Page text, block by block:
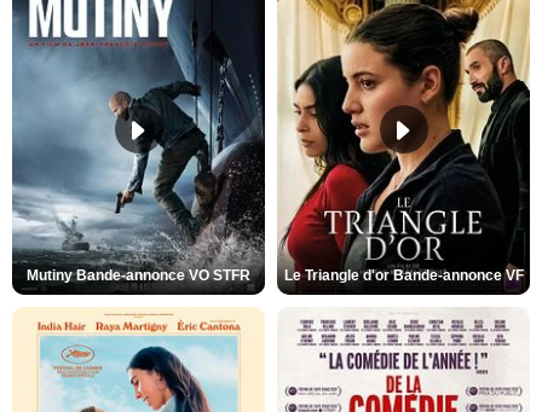
Mutiny Bande-annonce VO STFR Le Triangle d'or Bande-annonce VF